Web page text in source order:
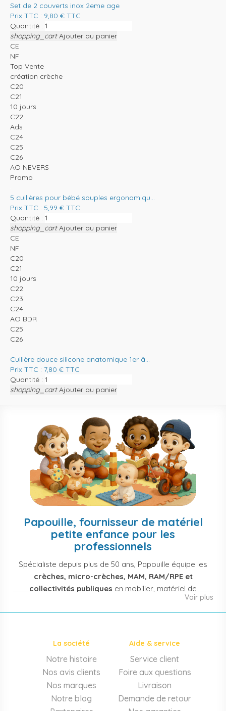
Set de 2 couverts inox 2eme age
Prix TTC : 9,80 € TTC
Quantité :
shopping_cart Ajouter au panier
CE
NF
Top Vente
création crèche
C20
C21
10 jours
C22
Ads
C24
C25
C26
AO NEVERS
Promo
5 cuillères pour bébé souples ergonomiqu...
Prix TTC : 5,99 € TTC
Quantité :
shopping_cart Ajouter au panier
CE
NF
C20
C21
10 jours
C22
C23
C24
AO BDR
C25
C26
Cuillère douce silicone anatomique 1er â...
Prix TTC : 7,80 € TTC
Quantité :
shopping_cart Ajouter au panier
Papouille, fournisseur de matériel
petite enfance pour les
professionnels
Spécialiste depuis plus de 50 ans, Papouille équipe les
crèches, micro-crèches, MAM, RAM/RPE et
collectivités publiques en mobilier, matériel de
puériculture, jouets et équipement pour structures
d'accueil de la petite enfance. Notre offre couvre
cabinets infirmiers).
Mobilier et équipement de crèche
Lits crèche en bois, couchettes empilables, meubles à
langer sur mesure en résine antibactérienne, tables et
chaises adaptées aux 0-6 ans, banc-vestiaire, barrières de
Voir plus
La société
Notre histoire
Nos avis clients
Nos marques
Notre blog
Aide & service
Service client
Foire aux questions
Livraison
Demande de retour